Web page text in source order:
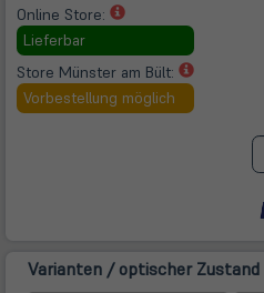
Online Store:
(öffnet
neuem
Tab)
Lieferbar
Store Münster am Bült:
(öffnet
in
neuem
Vorbestellung möglich
Varianten / optischer Zustand